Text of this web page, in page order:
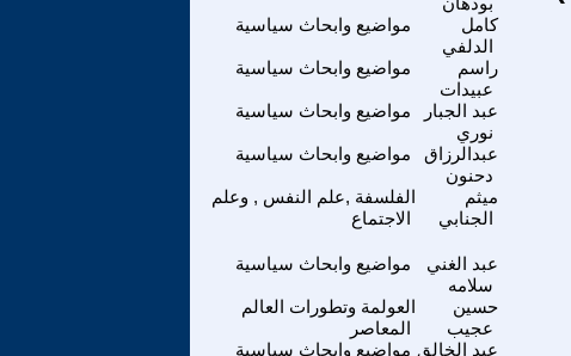
مواضيع وابحاث سياسية
كامل
الدلفي
مواضيع وابحاث سياسية
راسم
عبيدات
مواضيع وابحاث سياسية
عبد الجبار
نوري
مواضيع وابحاث سياسية
عبدالرزاق
دحنون
الفلسفة ,علم النفس , وعلم
الاجتماع
ميثم
الجنابي
مواضيع وابحاث سياسية
عبد الغني
سلامه
العولمة وتطورات العالم
المعاصر
حسين
عجيب
مواضيع وابحاث سياسية عبد الخالق